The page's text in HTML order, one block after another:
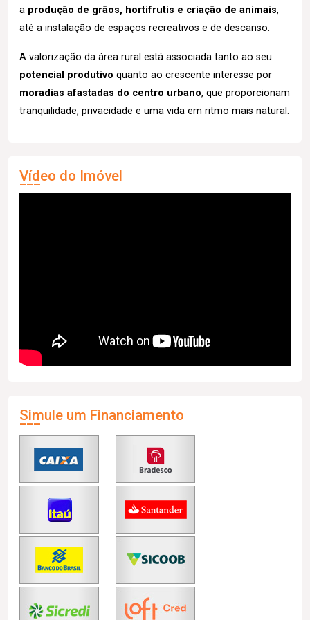
a produção de grãos, hortifrutis e criação de animais,
até a instalação de espaços recreativos e de descanso.
A valorização da área rural está associada tanto ao seu
potencial produtivo quanto ao crescente interesse por
moradias afastadas do centro urbano, que proporcionam
tranquilidade, privacidade e uma vida em ritmo mais natural.
Vídeo do Imóvel
Simule um Financiamento